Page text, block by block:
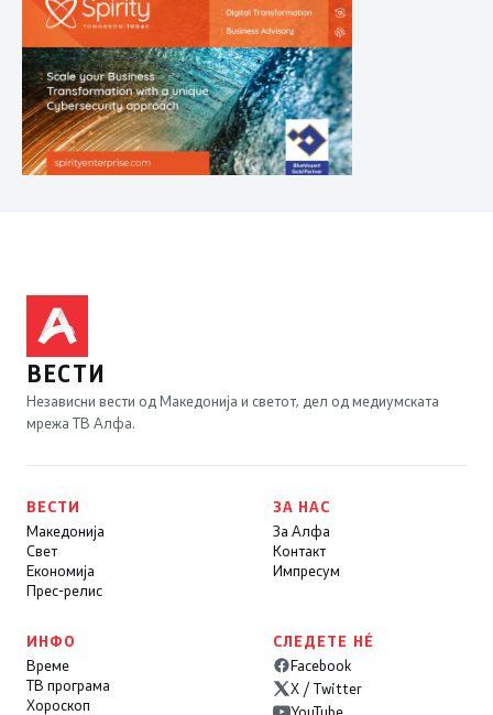
ВЕСТИ
Независни вести од Македонија и светот, дел од медиумската
мрежа ТВ Алфа.
ВЕСТИ
Македонија
Свет
Економија
Прес-релис
ЗА НАС
За Алфа
Контакт
Импресум
ИНФО
Време
ТВ програма
Хороскоп
СЛЕДЕТЕ НÉ
Facebook
X / Twitter